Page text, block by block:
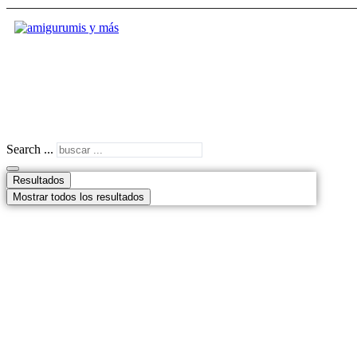
Search ...
Resultados
Mostrar todos los resultados